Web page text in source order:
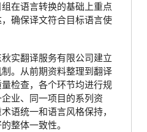
在语言转换的基础上重点
确保译文符合目标语言使
实翻译服务有限公司建立
。从前期资料整理到翻译
检查，各个环节均进行规
业、同一项目的系列资
语统一和语言风格保持，
整体一致性。